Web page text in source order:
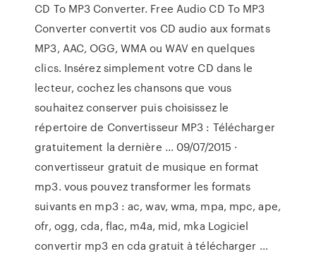
CD To MP3 Converter. Free Audio CD To MP3
Converter convertit vos CD audio aux formats
MP3, AAC, OGG, WMA ou WAV en quelques
clics. Insérez simplement votre CD dans le
lecteur, cochez les chansons que vous
souhaitez conserver puis choisissez le
répertoire de Convertisseur MP3 : Télécharger
gratuitement la dernière ... 09/07/2015 ·
convertisseur gratuit de musique en format
mp3. vous pouvez transformer les formats
suivants en mp3 : ac, wav, wma, mpa, mpc, ape,
ofr, ogg, cda, flac, m4a, mid, mka Logiciel
convertir mp3 en cda gratuit à télécharger ...